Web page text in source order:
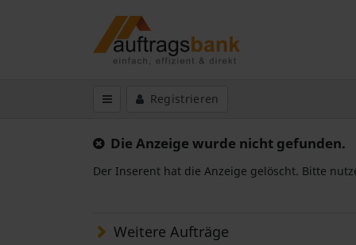
Registrieren
Die Anzeige wurde nicht gefunden.
Der Inserent hat die Anzeige gelöscht. Bitte
Weitere Aufträge